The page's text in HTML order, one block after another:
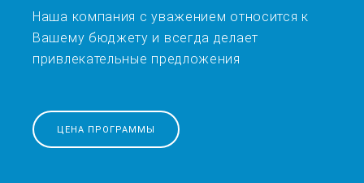
Наша компания с уважением относится к
Вашему бюджету и всегда делает
привлекательные предложения
ЦЕНА ПРОГРАММЫ